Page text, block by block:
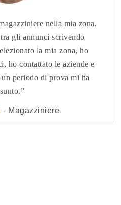
nella mia zona,
gli annunci scrivendo
la mia zona, ho
ho contattato le aziende e
periodo di prova mi ha
- Magazziniere